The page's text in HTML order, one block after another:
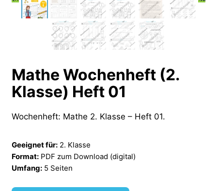
Mathe Wochenheft (2.
Klasse) Heft 01
Wochenheft: Mathe 2. Klasse – Heft 01.
Geeignet für: 2. Klasse
Format: PDF zum Download (digital)
Umfang: 5 Seiten